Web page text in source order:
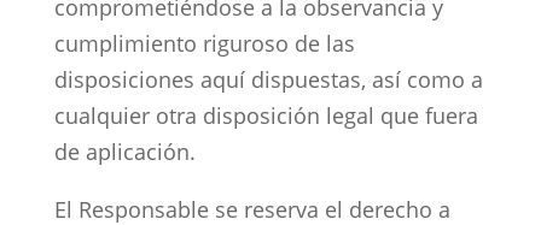
comprometiéndose a la observancia y
cumplimiento riguroso de las
disposiciones aquí dispuestas, así como a
cualquier otra disposición legal que fuera
de aplicación.
El Responsable se reserva el derecho a